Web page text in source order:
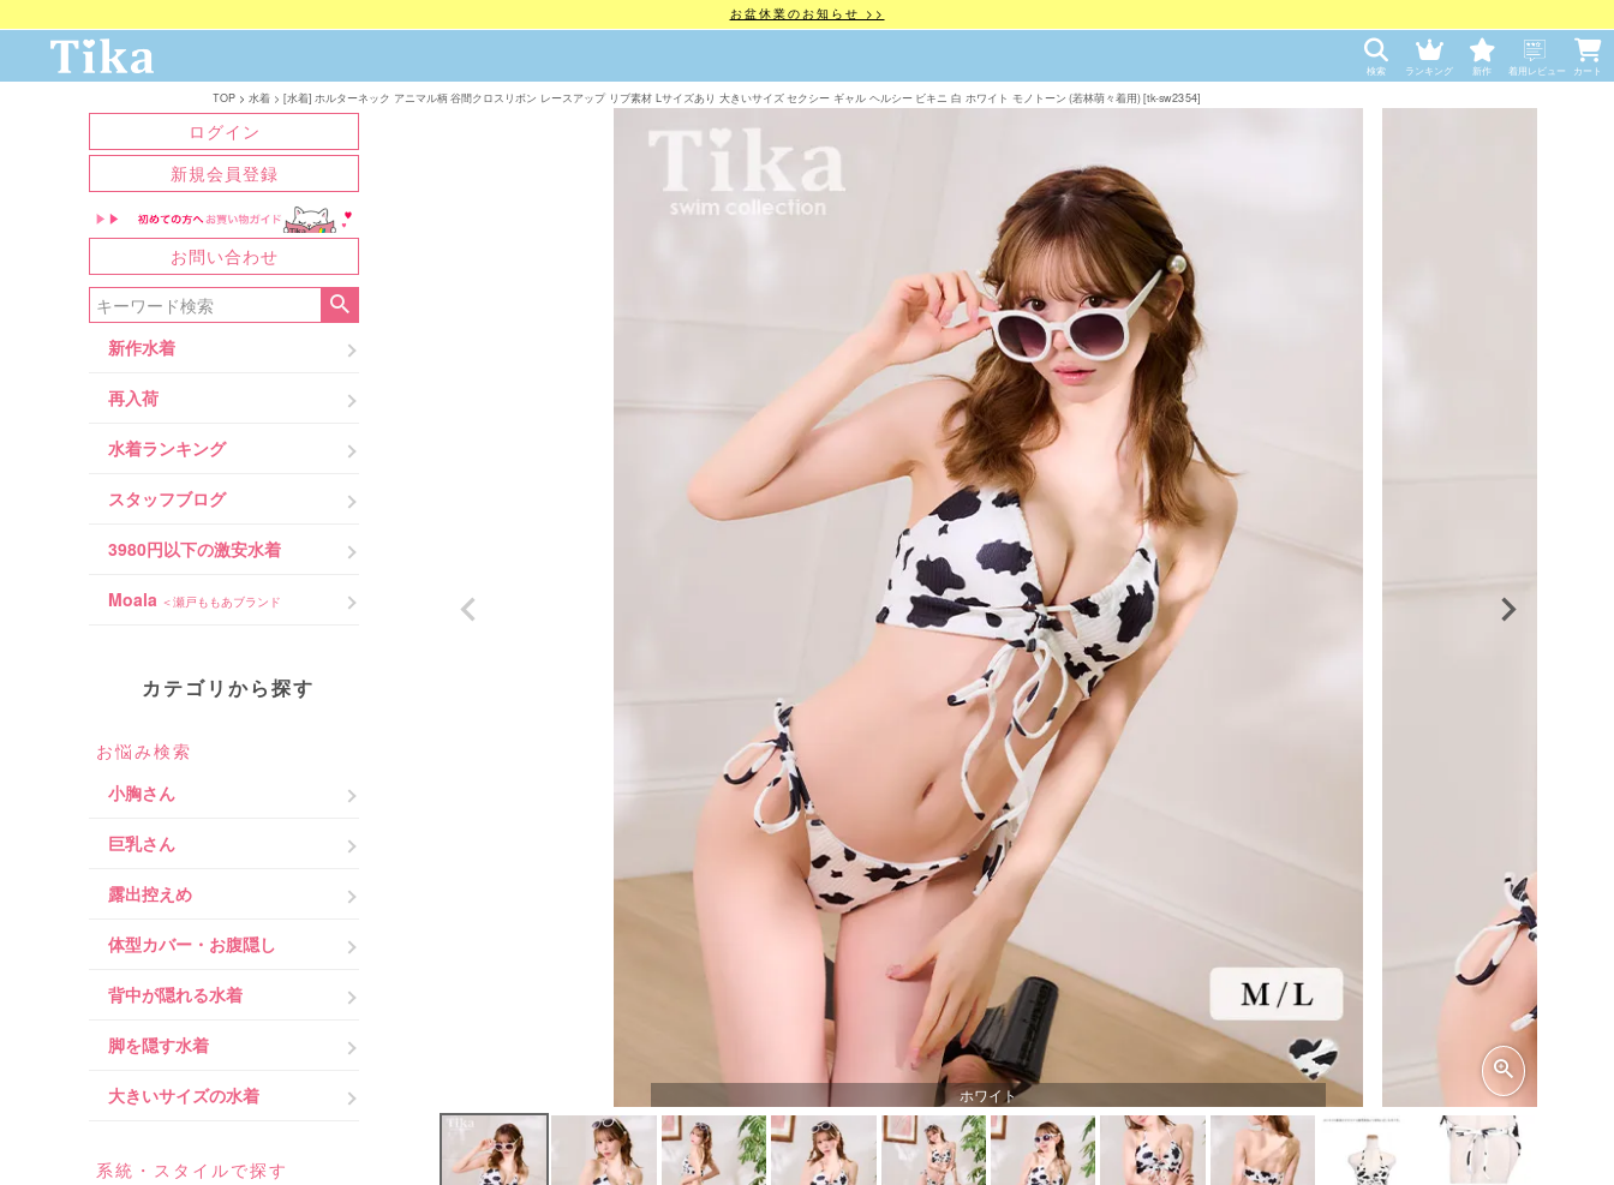
お盆休業のお知らせ >>
検索 ランキング 新作 着用レビュー カート
TOP 水着 [水着] ホルターネック アニマル柄 谷間クロスリボン レースアップ リブ素材 Lサイズあり 大きいサイズ セクシー ギャル ヘルシー ビキニ 白 ホワイト モノトーン (若林萌々着用) [tk-sw2354]
ログイン
新規会員登録
お問い合わせ
新作水着
再入荷
水着ランキング
スタッフブログ
3980円以下の激安水着
Moala ＜瀬戸ももあブランド
カテゴリから探す
お悩み検索
小胸さん
巨乳さん
露出控えめ
体型カバー・お腹隠し
背中が隠れる水着
脚を隠す水着
大きいサイズの水着
系統・スタイルで探す
ホワイト